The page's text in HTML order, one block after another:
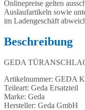
Onlinepreise gelten
Auslaufartikeln sowie
im Ladengeschäft
Beschreibung
GEDA
Artikelnummer: GEDA
Teileart: Geda Ersatzteil
Marke: Geda
Hersteller: Geda GmbH